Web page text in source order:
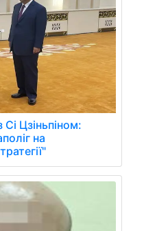
Сі Цзіньпіном:
на